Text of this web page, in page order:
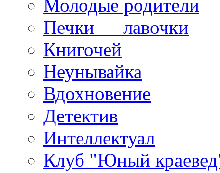
Молодые родители
Печки — лавочки
Книгочей
Неунывайка
Вдохновение
Детектив
Интеллектуал
Клуб "Юный